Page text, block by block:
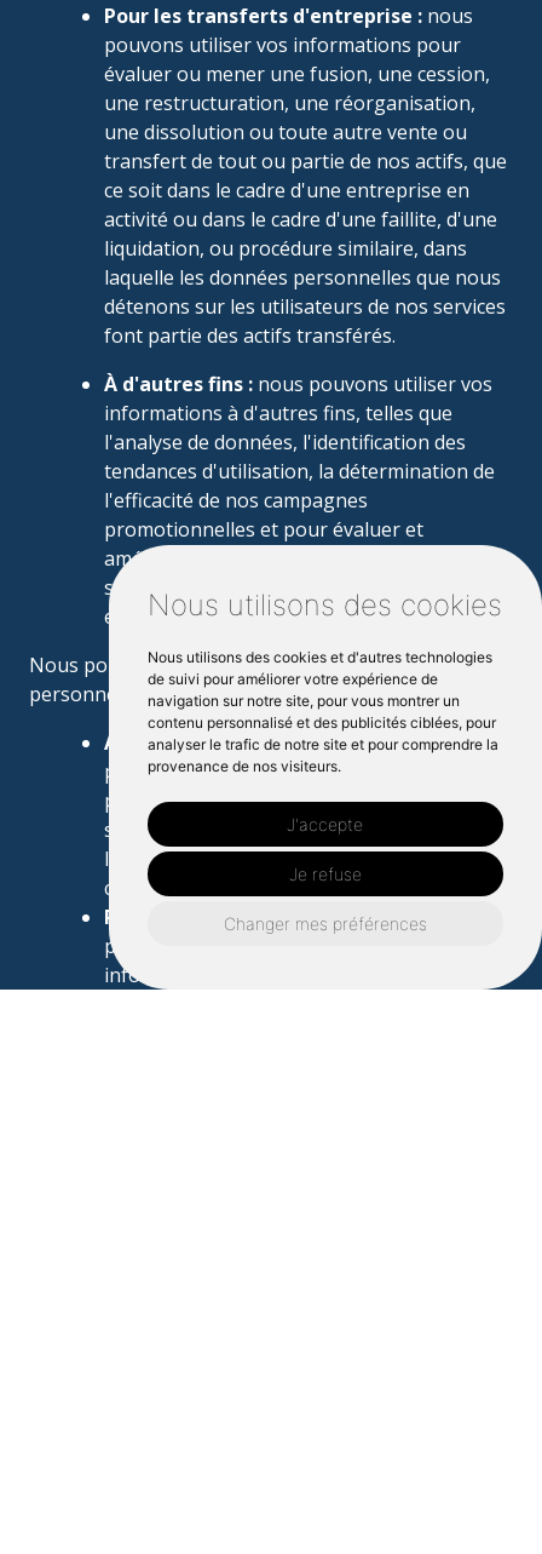
Nous utilisons des cookies
Nous utilisons des cookies et d'autres technologies
de suivi pour améliorer votre expérience de
navigation sur notre site, pour vous montrer un
contenu personnalisé et des publicités ciblées, pour
analyser le trafic de notre site et pour comprendre la
provenance de nos visiteurs.
J'accepte
Je refuse
Changer mes préférences
Pour les transferts d'entreprise : nous
pouvons utiliser vos informations pour
évaluer ou mener une fusion, une cession,
une restructuration, une réorganisation,
une dissolution ou toute autre vente ou
transfert de tout ou partie de nos actifs, que
ce soit dans le cadre d'une entreprise en
activité ou dans le cadre d'une faillite, d'une
liquidation, ou procédure similaire, dans
laquelle les données personnelles que nous
détenons sur les utilisateurs de nos services
font partie des actifs transférés.
À d'autres fins : nous pouvons utiliser vos
informations à d'autres fins, telles que
l'analyse de données, l'identification des
tendances d'utilisation, la détermination de
l'efficacité de nos campagnes
promotionnelles et pour évaluer et
améliorer notre service, nos produits, nos
services, notre marketing et votre
expérience.
Nous pouvons partager vos informations
personnelles dans les situations suivantes :
Avec les fournisseurs de services :nous
pouvons partager vos informations
personnelles avec des fournisseurs de
services pour surveiller et analyser
l'utilisation de notre service, pour vous
contacter.
Pour les transferts d'entreprise :nous
pouvons partager ou transférer vos
informations personnelles dans le cadre de,